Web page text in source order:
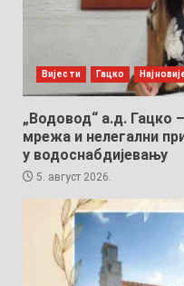
Вијести Гацко
„Водовод“ а.д. Гацко
мрежа и нелегални
у водоснабдијевању
5. август 2026.